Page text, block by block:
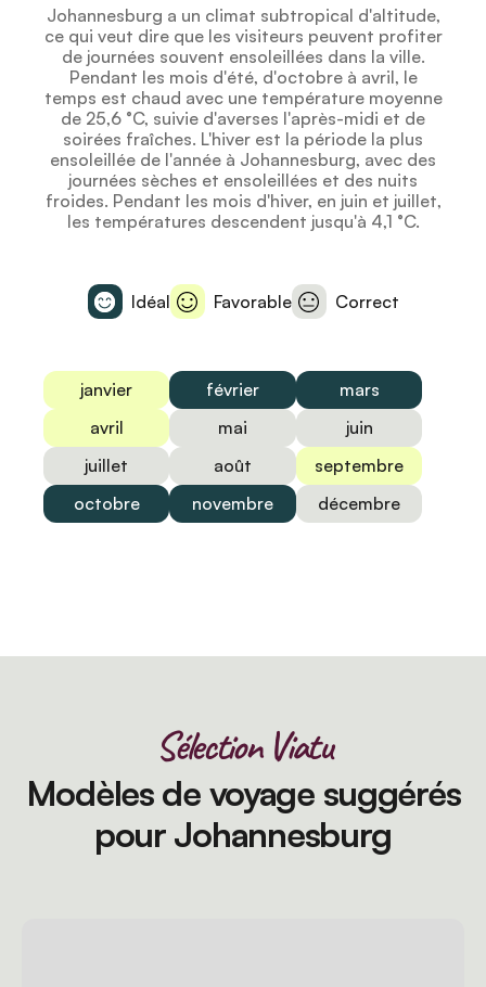
Johannesburg a un climat subtropical d'altitude,
ce qui veut dire que les visiteurs peuvent profiter
de journées souvent ensoleillées dans la ville.
Pendant les mois d'été, d'octobre à avril, le
temps est chaud avec une température moyenne
de 25,6 °C, suivie d'averses l'après-midi et de
soirées fraîches. L'hiver est la période la plus
ensoleillée de l'année à Johannesburg, avec des
journées sèches et ensoleillées et des nuits
froides. Pendant les mois d'hiver, en juin et juillet,
les températures descendent jusqu'à 4,1 °C.
Idéal Favorable Correct
janvier février
mars
avril
mai
juin
juillet
août
septembre
octobre
novembre décembre
Sélection Viatu
Modèles de voyage suggérés
pour Johannesburg